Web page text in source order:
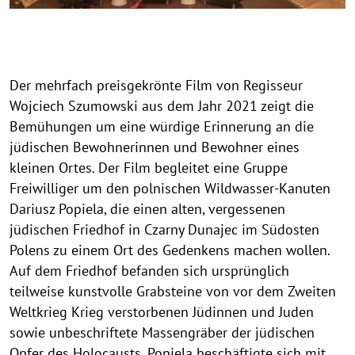
Der mehrfach preisgekrönte Film von Regisseur
Wojciech Szumowski aus dem Jahr 2021 zeigt die
Bemühungen um eine würdige Erinnerung an die
jüdischen Bewohnerinnen und Bewohner eines
kleinen Ortes. Der Film begleitet eine Gruppe
Freiwilliger um den polnischen Wildwasser-Kanuten
Dariusz Popiela, die einen alten, vergessenen
jüdischen Friedhof in Czarny Dunajec im Südosten
Polens zu einem Ort des Gedenkens machen wollen.
Auf dem Friedhof befanden sich ursprünglich
teilweise kunstvolle Grabsteine von vor dem Zweiten
Weltkrieg Krieg verstorbenen Jüdinnen und Juden
sowie unbeschriftete Massengräber der jüdischen